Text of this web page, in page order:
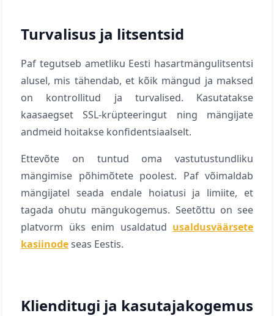
Turvalisus ja litsentsid
Paf tegutseb ametliku Eesti hasartmängulitsentsi
alusel, mis tähendab, et kõik mängud ja maksed
on kontrollitud ja turvalised. Kasutatakse
kaasaegset SSL-krüpteeringut ning mängijate
andmeid hoitakse konfidentsiaalselt.
Ettevõte on tuntud oma vastutustundliku
mängimise põhimõtete poolest. Paf võimaldab
mängijatel seada endale hoiatusi ja limiite, et
tagada ohutu mängukogemus. Seetõttu on see
platvorm üks enim usaldatud usaldusväärsete
kasiinodeseas Eestis.
Klienditugi ja kasutajakogemus